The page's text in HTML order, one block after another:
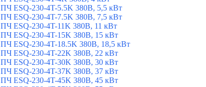
ПЧ ESQ-230-4T-5.5K 380В, 5,5 кВт
ПЧ ESQ-230-4T-7.5K 380В, 7,5 кВт
ПЧ ESQ-230-4T-11K 380В, 11 кВт
ПЧ ESQ-230-4T-15K 380В, 15 кВт
ПЧ ESQ-230-4T-18.5K 380В, 18,5 кВт
ПЧ ESQ-230-4T-22K 380В, 22 кВт
ПЧ ESQ-230-4T-30K 380В, 30 кВт
ПЧ ESQ-230-4T-37K 380В, 37 кВт
ПЧ ESQ-230-4T-45K 380В, 45 кВт